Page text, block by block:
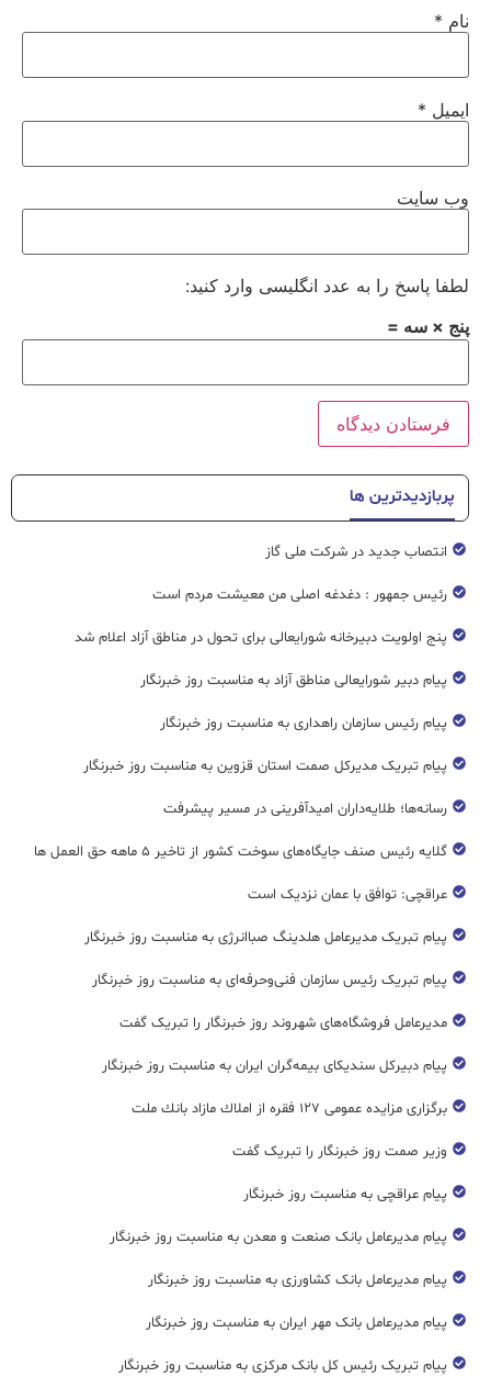
نام *
ایمیل *
وب‌ سایت
لطفا پاسخ را به عدد انگلیسی وارد کنید:
پنج × سه =
پربازدیدترین ها
انتصاب جدید در شرکت ملی گاز
رئیس جمهور : دغدغه اصلی من معیشت مردم است
پنج اولویت دبیرخانه شورایعالی برای تحول در مناطق آزاد اعلام شد
پیام دبیر شورایعالی مناطق آزاد به مناسبت روز خبرنگار
پیام رئیس سازمان راهداری به مناسبت روز خبرنگار
پیام تبریک مدیرکل صمت استان قزوین به مناسبت روز خبرنگار
رسانه‌ها؛ طلایه‌داران امیدآفرینی در مسیر پیشرفت
گلایه رئیس صنف جایگاه‌های سوخت کشور از تاخیر ۵ ماهه حق العمل ها
عراقچی: توافق با عمان نزدیک است
پیام تبریک مدیرعامل هلدینگ صباانرژی به مناسبت روز خبرنگار
پیام تبریک رئیس سازمان فنی‌و‌حرفه‌ای به مناسبت روز خبرنگار
مدیرعامل فروشگاه‌های شهروند روز خبرنگار را تبریک گفت
پیام دبیرکل سندیکای بیمه‌گران ایران به مناسبت روز خبرنگار
برگزاری مزایده عمومی ۱۲۷ فقره از املاك مازاد بانك ملت
وزیر صمت روز خبرنگار را تبریک گفت
پیام عراقچی به مناسبت روز خبرنگار
پیام مدیرعامل بانک صنعت و معدن به مناسبت روز خبرنگار
پیام مدیرعامل بانک کشاورزی به مناسبت روز خبرنگار
پیام مدیرعامل بانک مهر ایران به مناسبت روز خبرنگار
پیام تبریک رئیس کل بانک مرکزی به مناسبت روز خبرنگار